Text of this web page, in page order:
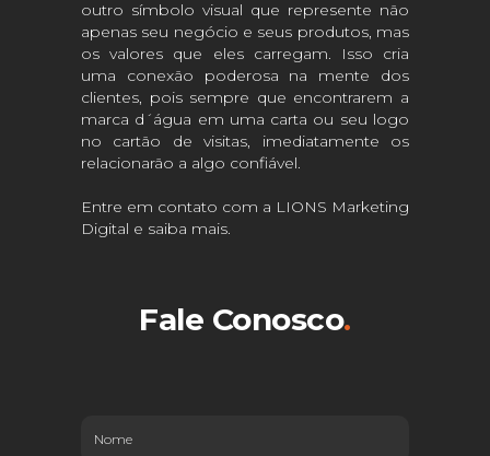
outro símbolo visual que represente não
apenas seu negócio e seus produtos, mas
os valores que eles carregam. Isso cria
uma conexão poderosa na mente dos
clientes, pois sempre que encontrarem a
marca d´água em uma carta ou seu logo
no cartão de visitas, imediatamente os
relacionarão a algo confiável.
Entre em contato com a LIONS Marketing
Digital e saiba mais.
Fale Conosco.